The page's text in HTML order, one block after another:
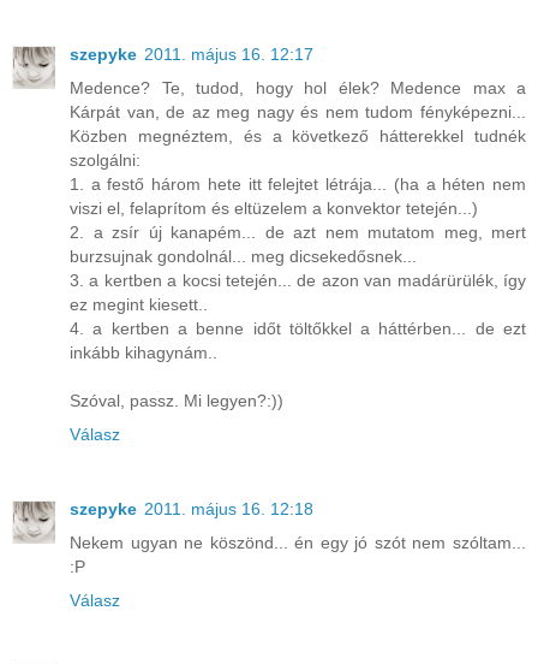
szepyke 2011. május 16. 12:17
Medence? Te, tudod, hogy hol élek? Medence max a
Kárpát van, de az meg nagy és nem tudom fényképezni...
Közben megnéztem, és a következő hátterekkel tudnék
szolgálni:
1. a festő három hete itt felejtet létrája... (ha a héten nem
viszi el, felaprítom és eltüzelem a konvektor tetején...)
2. a zsír új kanapém... de azt nem mutatom meg, mert
burzsujnak gondolnál... meg dicsekedősnek...
3. a kertben a kocsi tetején... de azon van madárürülék, így
ez megint kiesett..
4. a kertben a benne időt töltőkkel a háttérben... de ezt
inkább kihagynám..
Szóval, passz. Mi legyen?:))
Válasz
szepyke 2011. május 16. 12:18
Nekem ugyan ne köszönd... én egy jó szót nem szóltam...
:P
Válasz